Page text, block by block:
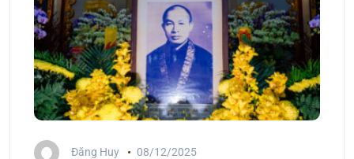
Đăng Huy 08/12/2025